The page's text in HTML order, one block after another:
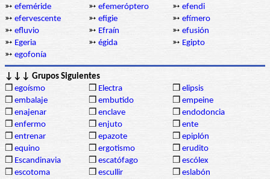
➳ efeméride ➳ efemeróptero ➳ efendi
➳ efervescente ➳ efigie ➳ efímero
➳ efluvio ➳ Efraín ➳ efusión
➳ Egeria ➳ égida ➳ Egipto
➳ egofonía
↓↓↓ Grupos Siguientes
❒ egoísmo ❒ Electra ❒ elipsis
❒ embalaje ❒ embutido ❒ empeine
❒ enajenar ❒ enclave ❒ endodoncia
❒ enfermo ❒ enjuto ❒ ente
❒ entrenar ❒ epazote ❒ epiplón
❒ equino ❒ ergotismo ❒ erudito
❒ Escandinavia ❒ escatófago ❒ escólex
❒ escotoma ❒ escullir ❒ eslabón